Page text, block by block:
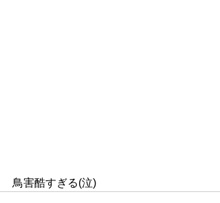
鳥害酷すぎる(泣)